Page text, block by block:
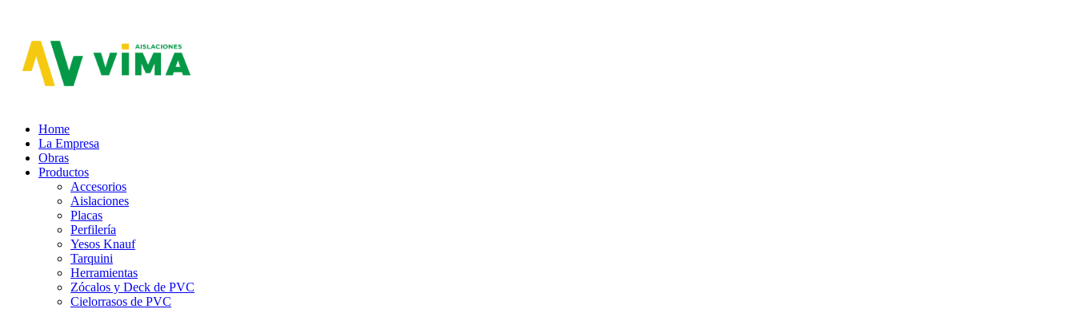
Home
La Empresa
Obras
Productos
Accesorios
Aislaciones
Placas
Perfilería
Yesos Knauf
Tarquini
Herramientas
Zócalos y Deck de PVC
Cielorrasos de PVC